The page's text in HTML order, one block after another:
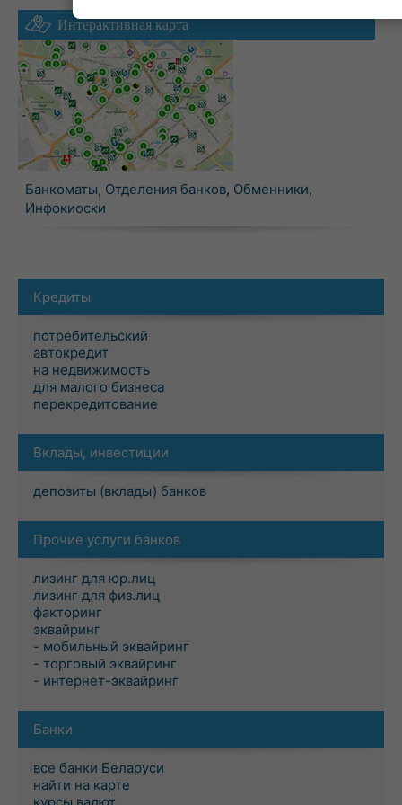
Интерактивная карта
Банкоматы, Отделения банков, Обменники,
Инфокиоски
Кредиты
потребительский
автокредит
на недвижимость
для малого бизнеса
перекредитование
Вклады, инвестиции
депозиты (вклады) банков
Прочие услуги банков
лизинг для юр.лиц
лизинг для физ.лиц
факторинг
эквайринг
- мобильный эквайринг
- торговый эквайринг
- интернет-эквайринг
Банки
все банки Беларуси
найти на карте